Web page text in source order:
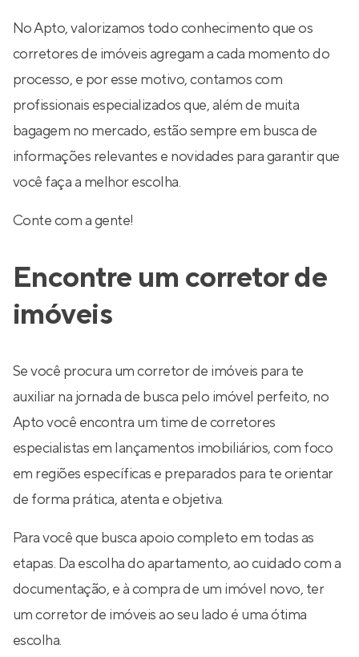
No Apto, valorizamos todo conhecimento que os
corretores de imóveis agregam a cada momento do
processo, e por esse motivo, contamos com
profissionais especializados que, além de muita
bagagem no mercado, estão sempre em busca de
informações relevantes e novidades para garantir que
você faça a melhor escolha.
Conte com a gente!
Encontre um corretor de
imóveis
Se você procura um corretor de imóveis para te
auxiliar na jornada de busca pelo imóvel perfeito, no
Apto você encontra um time de corretores
especialistas em lançamentos imobiliários, com foco
em regiões específicas e preparados para te orientar
de forma prática, atenta e objetiva.
Para você que busca apoio completo em todas as
etapas. Da escolha do apartamento, ao cuidado com a
documentação, e à compra de um imóvel novo, ter
um corretor de imóveis ao seu lado é uma ótima
escolha.